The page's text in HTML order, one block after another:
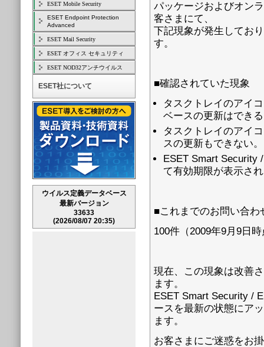
ESET Mobile Security
ESET Endpoint Protection
Advanced
ESET Mail Security
ESET オフィス セキュリティ
ESET NOD32アンチウイルス
ESET社について
ウイルス定義データベース
最新バージョン
33633
(2026/08/07 20:35)
パッケージおよびオン
客さまにて、
下記現象が発生してお
す。
■確認されていた現象
タスクトレイのアイ
ベースの更新はでき
タスクトレイのアイ
スの更新もできない。
ESET Smart Security
て有効期限が表示さ
■これまでのお問い合わ
100件（2009年9月9日
現在、この現象は改善
ます。
ESET Smart Security /
ースを最新の状態にア
ます。
お客さまにご迷惑をお